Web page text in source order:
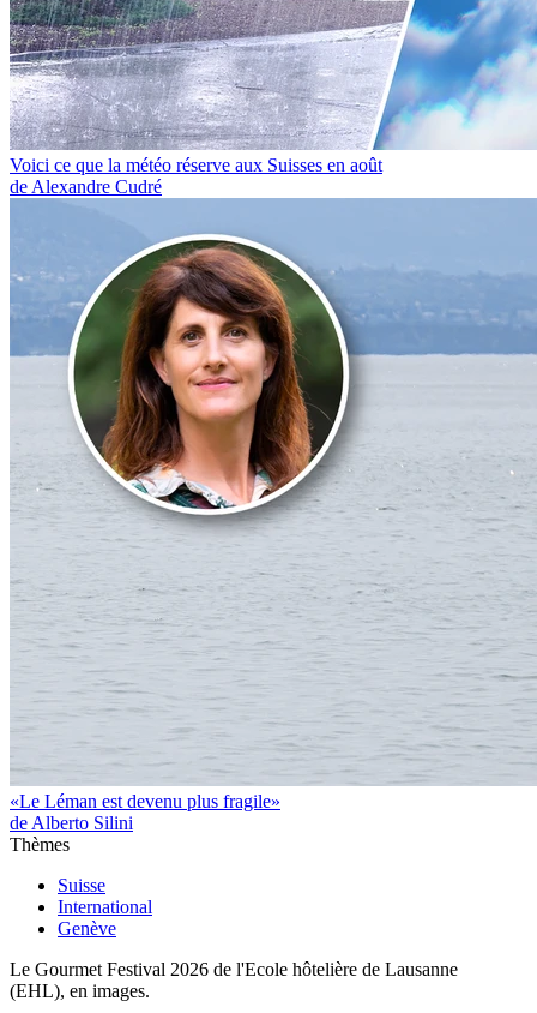
Voici ce que la météo réserve aux Suisses en août
de Alexandre Cudré
«Le Léman est devenu plus fragile»
de Alberto Silini
Thèmes
Suisse
International
Genève
Le Gourmet Festival 2026 de l'Ecole hôtelière de Lausanne
(EHL), en images.